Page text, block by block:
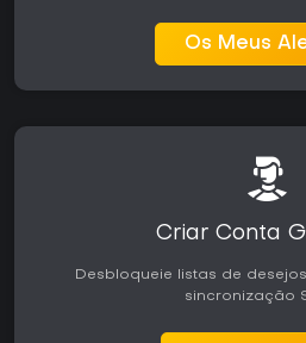
Os Meus
Criar Conta
Desbloqueie listas de
sincronização